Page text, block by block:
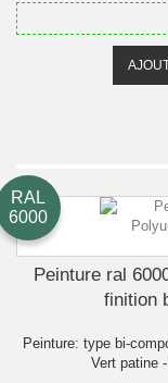
RAL
6000
Peinture ral
finition
Peinture: type bi-
Vert patine